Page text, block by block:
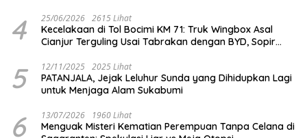
4 25/06/2026 2615 Lihat
Kecelakaan di Tol Bocimi KM 71: Truk Wingbox Asal
Cianjur Terguling Usai Tabrakan dengan BYD, Sopir
5 12/11/2025 2025 Lihat
PATANJALA, Jejak Leluhur Sunda yang Dihidupkan Lagi
untuk Menjaga Alam Sukabumi
6 13/07/2026 1960 Lihat
Menguak Misteri Kematian Perempuan Tanpa Celana di